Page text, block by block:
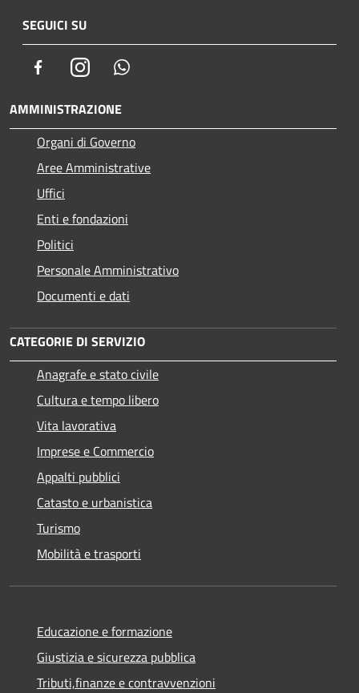
SEGUICI SU
FacebookInstagram
AMMINISTRAZIONE
Organi di Governo
Aree Amministrative
Uffici
Enti e fondazioni
Politici
Personale Amministrativo
Documenti e dati
CATEGORIE DI SERVIZIO
Anagrafe e stato civile
Cultura e tempo libero
Vita lavorativa
Imprese e Commercio
Appalti pubblici
Catasto e urbanistica
Turismo
Mobilità e trasporti
Educazione e formazione
Giustizia e sicurezza pubblica
Tributi,finanze e contravvenzioni